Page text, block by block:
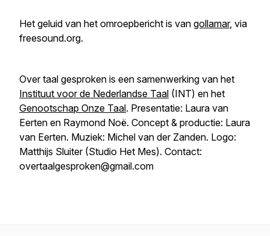
Het geluid van het omroepbericht is van gollamar, via
freesound.org.
Over taal gesproken is een samenwerking van het
Instituut voor de Nederlandse Taal (INT) en het
Genootschap Onze Taal. Presentatie: Laura van
Eerten en Raymond Noë. Concept & productie: Laura
van Eerten. Muziek: Michel van der Zanden. Logo:
Matthijs Sluiter (Studio Het Mes). Contact:
overtaalgesproken@gmail.com